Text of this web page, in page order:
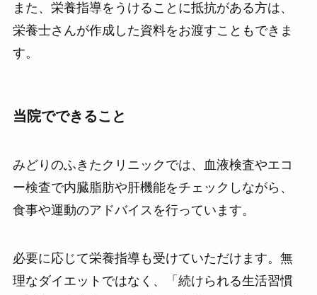
また、栄養指導をうけることに抵抗がある方は、
栄養士さんが作成した資料をお渡すこともできま
す。
当院でできること
みどりのふきたクリニックでは、血液検査やエコ
ー検査で内臓脂肪や肝機能をチェックしながら、
食事や運動のアドバイスを行っています。
必要に応じて栄養指導も受けていただけます。無
理なダイエットではなく、「続けられる生活習慣